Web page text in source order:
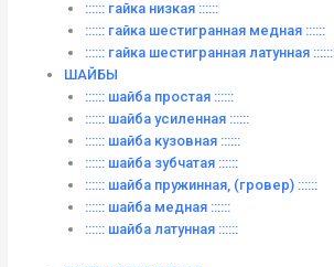
:::::: гайка низкая ::::::
:::::: гайка шестигранная медная ::::::
:::::: гайка шестигранная латунная ::::::
ШАЙБЫ
:::::: шайба простая ::::::
:::::: шайба усиленная ::::::
:::::: шайба кузовная ::::::
:::::: шайба зубчатая ::::::
:::::: шайба пружинная, (гровер) ::::::
:::::: шайба медная ::::::
:::::: шайба латунная ::::::